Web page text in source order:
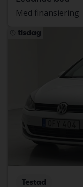
Med finansiering
tisdag
Testad